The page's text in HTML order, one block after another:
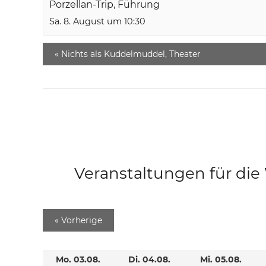
Porzellan-Trip, Führung
Sa. 8. August um 10:30
« Nichts als Kuddelmuddel, Theater
Veranstaltungen für die
« Vorherige
Mo. 03.08. Di. 04.08. Mi. 05.08.